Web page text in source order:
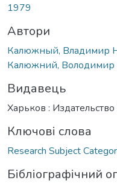
1979
Автори
Калюжный, Владимир
Калюжний, Володимир
Видавець
Харьков :
Ключові слова
Research Subject
Бібліографічний